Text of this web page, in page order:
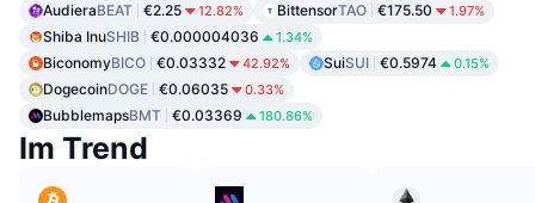
AudieraBEAT €2.25 12.82% BittensorTAO €175.50 1.97%
Shiba InuSHIB €0.000004036 1.34%
BiconomyBICO €0.03332 42.92% SuiSUI €0.5974 0.15%
DogecoinDOGE €0.06035 0.33%
BubblemapsBMT €0.03369 180.86%
Im Trend